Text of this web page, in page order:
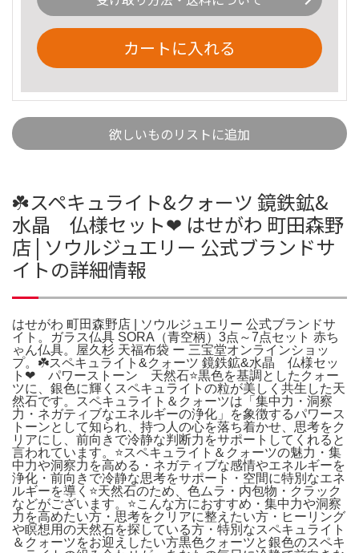
カートに入れる
欲しいものリストに追加
☘️スペキュライト&クォーツ 鏡鉄鉱&
水晶 仏様セット❤︎ はせがわ 町田森野
店 | ソウルジュエリー 公式ブランドサ
イトの詳細情報
はせがわ 町田森野店 | ソウルジュエリー 公式ブランドサ
イト。ガラス仏具 SORA（青空柄）3点～7点セット 赤ち
ゃん仏具。屋久杉 天福布袋 ー 三宝堂オンラインショッ
プ。☘️スペキュライト&クォーツ 鏡鉄鉱&水晶 仏様セッ
ト❤︎ パワーストーン 天然石⭐️黒色を基調としたクォー
ツに、銀色に輝くスペキュライトの粒が美しく共生した天
然石です。スペキュライト＆クォーツは「集中力・洞察
力・ネガティブなエネルギーの浄化」を象徴するパワース
トーンとして知られ、持つ人の心を落ち着かせ、思考をク
リアにし、前向きで冷静な判断力をサポートしてくれると
言われています。⭐️スペキュライト＆クォーツの魅力・集
中力や洞察力を高める・ネガティブな感情やエネルギーを
浄化・前向きで冷静な思考をサポート・空間に特別なエネ
ルギーを導く⭐️天然石のため、色ムラ・内包物・クラック
などがございます。⭐️こんな方におすすめ・集中力や洞察
力を高めたい方・思考をクリアに整えたい方・ヒーリング
や瞑想用の天然石を探している方・特別なスペキュライト
＆クォーツをお迎えしたい方黒色クォーツと銀色のスペキ